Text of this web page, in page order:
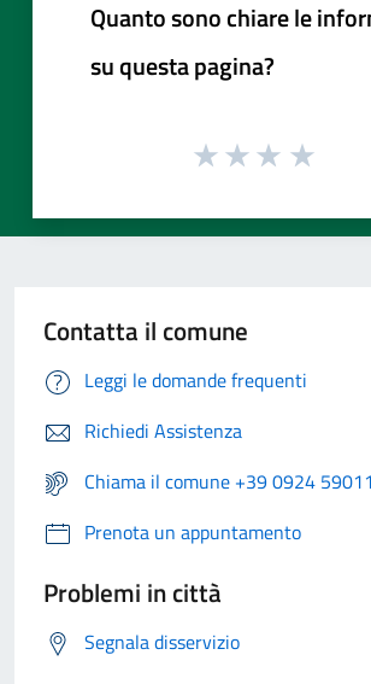
Quanto sono chiare le
su questa pagina?
Contatta il comune
Leggi le domande frequenti
Richiedi Assistenza
Chiama il comune +39 0924
Prenota un appuntamento
Problemi in città
Segnala disservizio